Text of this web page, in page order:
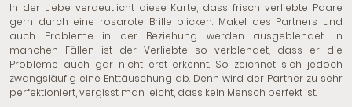
In der Liebe verdeutlicht diese Karte, dass frisch verliebte Paare
gern durch eine rosarote Brille blicken. Makel des Partners und
auch Probleme in der Beziehung werden ausgeblendet. In
manchen Fällen ist der Verliebte so verblendet, dass er die
Probleme auch gar nicht erst erkennt. So zeichnet sich jedoch
zwangsläufig eine Enttäuschung ab. Denn wird der Partner zu sehr
perfektioniert, vergisst man leicht, dass kein Mensch perfekt ist.